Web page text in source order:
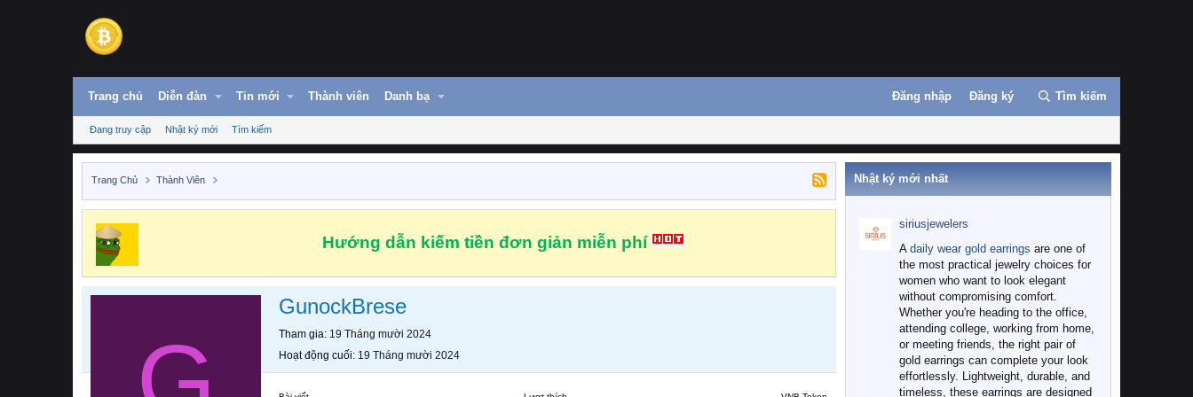
Trang chủ Diễn đàn Tin mới Thành viên Danh bạ Đăng nhập Đăng ký Tìm kiếm
Đang truy cập Nhật ký mới Tìm kiếm
Trang Chủ Thành Viên
Hướng dẫn kiếm tiền đơn giản miễn phí
GunockBrese
Tham gia 19 Tháng mười 2024
Hoạt động cuối 19 Tháng mười 2024
Nhật ký mới nhất
siriusjewelers
A daily wear gold earrings are one of
the most practical jewelry choices for
women who want to look elegant
without compromising comfort.
Whether you're heading to the office,
attending college, working from home,
or meeting friends, the right pair of
gold earrings can complete your look
effortlessly. Lightweight, durable, and
timeless, these earrings are designed